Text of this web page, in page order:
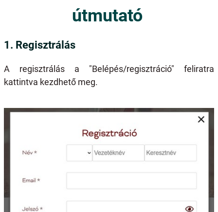
útmutató
1. Regisztrálás
A regisztrálás a "Belépés/regisztráció" feliratra
kattintva kezdhető meg.